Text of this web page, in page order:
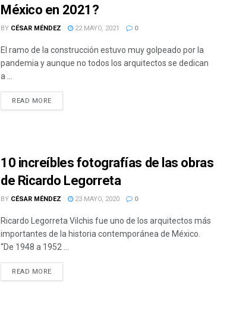
México en 2021?
BY CÉSAR MÉNDEZ 22 MAYO, 2021 0
El ramo de la construcción estuvo muy golpeado por la
pandemia y aunque no todos los arquitectos se dedican
a ...
READ MORE
10 increíbles fotografías de las obras
de Ricardo Legorreta
BY CÉSAR MÉNDEZ 23 MAYO, 2020 0
Ricardo Legorreta Vilchis fue uno de los arquitectos más
importantes de la historia contemporánea de México.
“De 1948 a 1952 ...
READ MORE